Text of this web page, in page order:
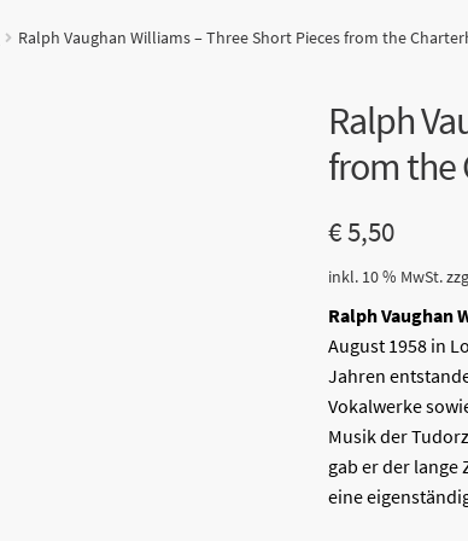
Ralph Vaughan Williams – Three Short Pieces from the
Ralph
from the
€5,50
inkl. 10 % MwSt.
Ralph Vaughan
August 1958in
Jahren
Vokalwerke
Musik der
gab er der
eine